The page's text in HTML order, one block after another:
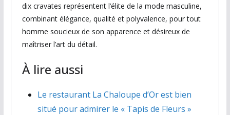
dix cravates représentent l’élite de la mode masculine,
combinant élégance, qualité et polyvalence, pour tout
homme soucieux de son apparence et désireux de
maîtriser l’art du détail.
À lire aussi
Le restaurant La Chaloupe d’Or est bien
situé pour admirer le « Tapis de Fleurs »